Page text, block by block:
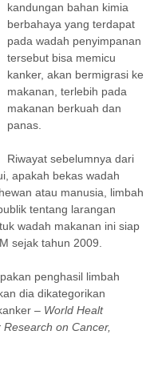
kandungan bahan kimia
berbahaya yang terdapat
pada wadah penyimpanan
tersebut bisa memicu
kanker, akan bermigrasi ke
makanan, terlebih pada
makanan berkuah dan
panas.
Riwayat sebelumnya dari
apakah bekas wadah
atau manusia, limbah
tentang larangan
wadah makanan ini siap
sejak tahun 2009.
penghasil limbah
dia dikategorikan
–World Healt
on Cancer,